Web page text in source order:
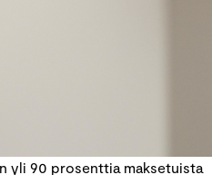
yli 90 prosenttia maksetuista